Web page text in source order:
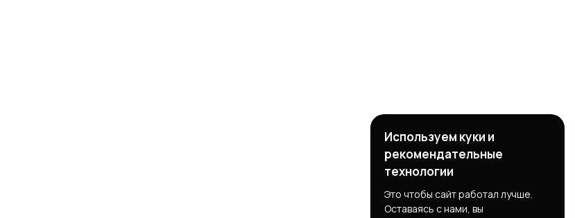
Используем куки и
рекомендательные
технологии
Это чтобы сайт работал лучше.
Оставаясь с нами, вы